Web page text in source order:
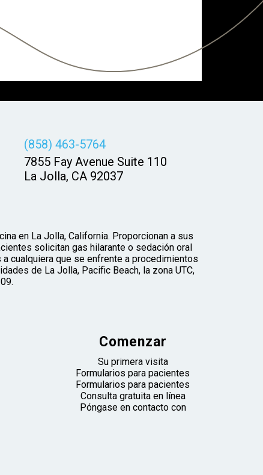
(858) 463-5764
7855 Fay Avenue Suite 110
La Jolla, CA 92037
en La Jolla, California. Proporcionan a sus
solicitan gas hilarante o sedación oral
cualquiera que se enfrente a procedimientos
de La Jolla, Pacific Beach, la zona UTC,
Comenzar
Su primera visita
Formularios para pacientes
Formularios para pacientes
Consulta gratuita en línea
Póngase en contacto con